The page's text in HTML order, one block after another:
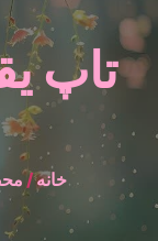
تاپ
خانه/